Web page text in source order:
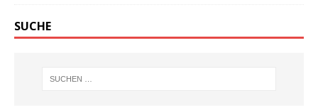
SUCHE